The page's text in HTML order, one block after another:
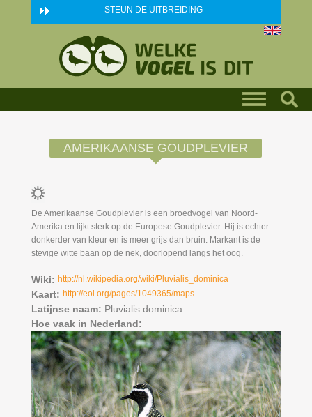
Skip to main content STEUN DE UITBREIDING
AMERIKAANSE GOUDPLEVIER
De Amerikaanse Goudplevier is een broedvogel van Noord-
Amerika en lijkt sterk op de Europese Goudplevier. Hij is echter
donkerder van kleur en is meer grijs dan bruin. Markant is de
stevige witte baan op de nek, doorlopend langs het oog.
Wiki: http://nl.wikipedia.org/wiki/Pluvialis_dominica
Kaart: http://eol.org/pages/1049365/maps
Latijnse naam: Pluvialis dominica
Hoe vaak in Nederland: